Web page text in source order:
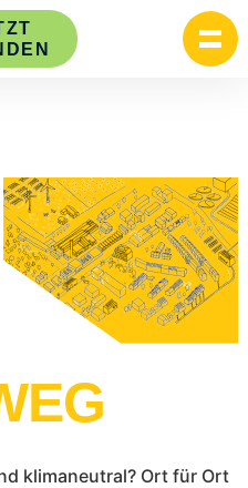
klimaneutral? Ort für Ort